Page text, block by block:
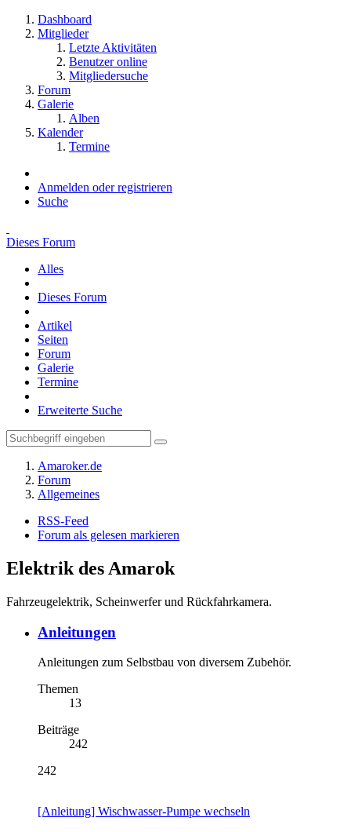
Dashboard
Mitglieder
Letzte Aktivitäten
Benutzer online
Mitgliedersuche
Forum
Galerie
Alben
Kalender
Termine
Anmelden oder registrieren
Suche
Dieses Forum
Alles
Dieses Forum
Artikel
Seiten
Forum
Galerie
Termine
Erweiterte Suche
Amaroker.de
Forum
Allgemeines
RSS-Feed
Forum als gelesen markieren
Elektrik des Amarok
Fahrzeugelektrik, Scheinwerfer und Rückfahrkamera.
Anleitungen
Anleitungen zum Selbstbau von diversem Zubehör.
Themen
13
Beiträge
242
242
[Anleitung] Wischwasser-Pumpe wechseln